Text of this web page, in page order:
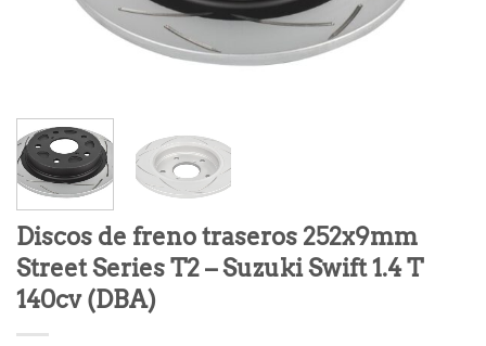
Discos de freno traseros 252x9mm
Street Series T2 – Suzuki Swift 1.4 T
140cv (DBA)